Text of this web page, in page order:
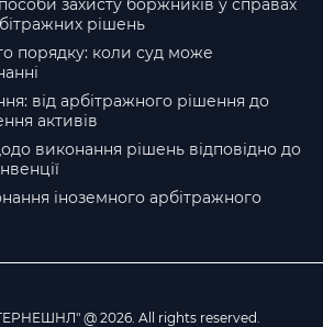
захисту боржників у справах
рішень
порядку: коли суд може
від арбітражного рішення до
активів
виконання рішень відповідно до
іноземного арбітражного
@ 2026. All rights reserved.